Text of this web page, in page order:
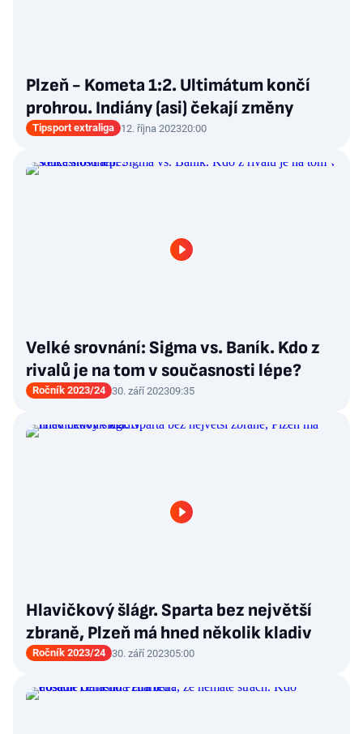
Plzeň - Kometa 1:2. Ultimátum končí
prohrou. Indiány (asi) čekají změny
Tipsport extraliga 12. října 202320:00
Velké srovnání: Sigma vs. Baník. Kdo z
rivalů je na tom v současnosti lépe?
Ročník 2023/24 30. září 202309:35
Hlavičkový šlágr. Sparta bez největší
zbraně, Plzeň má hned několik kladiv
Ročník 2023/24 30. září 202305:00